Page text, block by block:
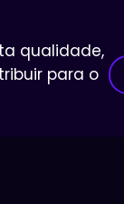
qualidade,
para o